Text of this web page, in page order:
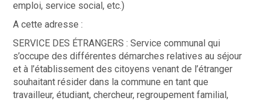
emploi, service social, etc.)
A cette adresse :
SERVICE DES ÉTRANGERS : Service communal qui
s’occupe des différentes démarches relatives au séjour
et à l’établissement des citoyens venant de l’étranger
souhaitant résider dans la commune en tant que
travailleur, étudiant, chercheur, regroupement familial,